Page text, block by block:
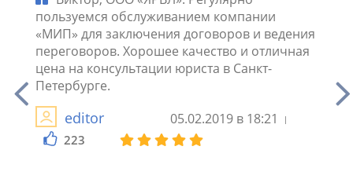
пользуемся обслуживанием компании
«МИП» для заключения договоров и ведения
переговоров. Хорошее качество и отличная
цена на консультации юриста в Санкт-
Петербурге.
editor 05.02.2019 в 18:21
223